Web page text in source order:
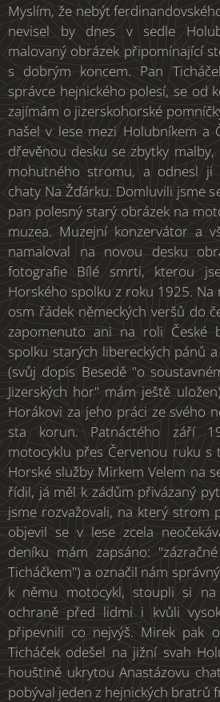
Myslím, že nebýt
nevisel by dnes v sedle
malovaný obrázek připomínající
s dobrým koncem. Pan
správce hejnického polesí, se od
zajímám o jizerskohorské
našel v lese mezi Holubníkem a
dřevěnou desku se zbytky
mohutného stromu, a odnesl ji
chaty Na Žďárku. Domluvili jsme
pan polesný starý obrázek na
muzea. Muzejní konzervátor a
namaloval na novou desku
fotografie Bílé smrti, kterou
Horského spolku z roku 1925.
osm řádek německých veršů do
zapomenuto ani na roli České
spolku starých libereckých pánů
(svůj dopis Besedě "o
Jizerských hor" mám ještě
Horákovi za jeho práci ze svého
sta korun. Patnáctého září
motocyklu přes Červenou ruku s
Horské služby Mirkem Velem na
řídil, já měl k zádům přivázaný
jsme rozvažovali, na který strom
objevil se v lese zcela
deníku mám zapsáno:
Ticháčkem") a označil nám
k němu motocykl, stoupli si
ochraně před lidmi i kvůli
připevnili co nejvýš. Mirek pak
Ticháček odešel na jižní svah
houštině ukrytou Anastázovu
pobýval jeden z hejnických bratrů